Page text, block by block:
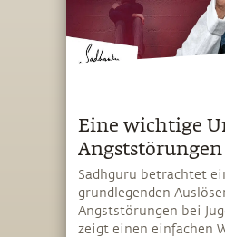
Eine wichtige
Angststörungen
Sadhguru betrachtet
grundlegenden
Angststörungen bei
zeigt einen einfachen